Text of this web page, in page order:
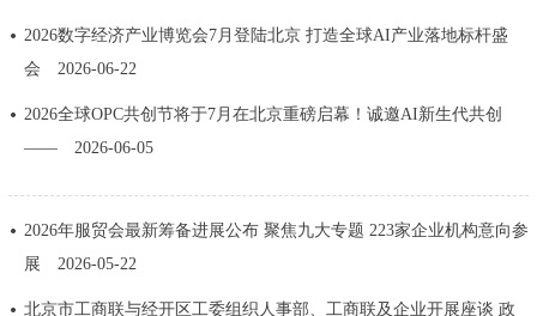
政务服务
2026数字经济产业博览会7月登陆北京 打造全球AI产业落地标杆盛
会
2026-06-22
2026全球OPC共创节将于7月在北京重磅启幕！诚邀AI新生代共创
——
2026-06-05
2026年服贸会最新筹备进展公布 聚焦九大专题 223家企业机构意向参
展
2026-05-22
北京市工商联与经开区工委组织人事部、工商联及企业开展座谈 政